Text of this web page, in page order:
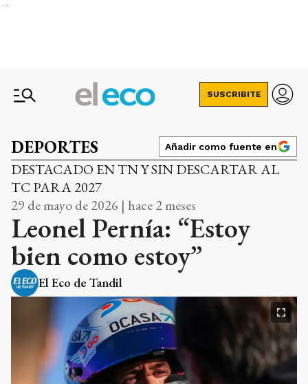
Ads
SUSCRIBITE
DEPORTES Añadir como fuente en
DESTACADO EN TN Y SIN DESCARTAR AL
TC PARA 2027
29 de mayo de 2026 | hace 2 meses
Leonel Pernía: “Estoy
bien como estoy”
El Eco de Tandil